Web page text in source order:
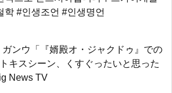
학 #인생조언 #인생명언
ガンウ「『婿殿オ・ジャクドゥ』での
キスシーン、くすぐったいと思った
News TV